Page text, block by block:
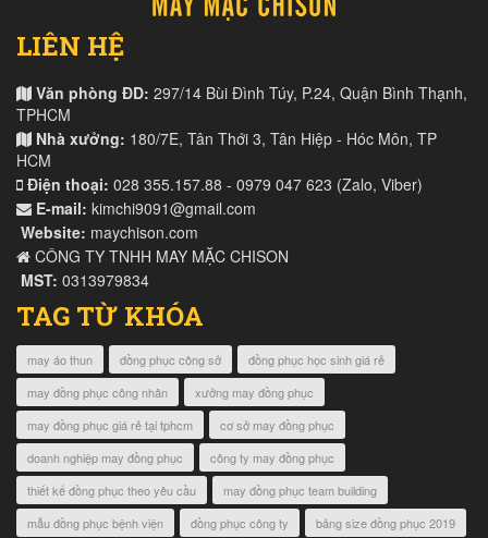
LIÊN HỆ
Văn phòng ĐD: 297/14 Bùi Đình Túy, P.24, Quận Bình Thạnh,
TPHCM
Nhà xưởng: 180/7E, Tân Thới 3, Tân Hiệp - Hóc Môn, TP
HCM
Điện thoại: 028 355.157.88 - 0979 047 623 (Zalo, Viber)
E-mail: kimchi9091@gmail.com
Website: maychison.com
CÔNG TY TNHH MAY MẶC CHISON
MST: 0313979834
TAG TỪ KHÓA
may áo thun đồng phục công sở
đồng phục học sinh giá rẻ
may đồng phục công nhân
xưởng may đồng phục
may đồng phục giá rẻ tại tphcm
cơ sở may đồng phục
doanh nghiệp may đồng phục
công ty may đồng phục
thiết kế đồng phục theo yêu cầu
may đồng phục team building
mẫu đồng phục bệnh viện
đồng phục công ty bảng size đồng phục 2019